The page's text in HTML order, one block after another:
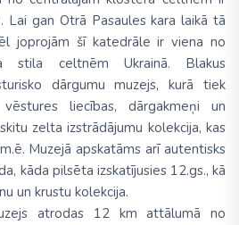
Lai gan Otrā Pasaules kara laikā tā
joprojām šī katedrāle ir viena no
stila celtnēm Ukrainā. Blakus
dārgumu muzejs, kurā tiek
liecības, dārgakmeņi un
zelta izstrādājumu kolekcija, kas
Muzejā apskatāms arī autentisks
kāda pilsēta izskatījusies 12.gs., kā
un krustu kolekcija.
atrodas 12 km attālumā no